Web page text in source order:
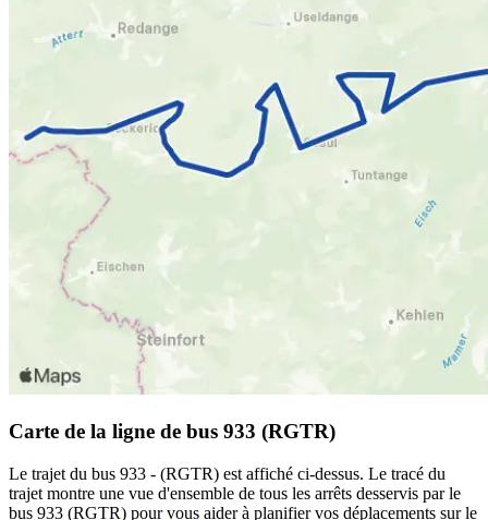
Carte de la ligne de bus 933 (RGTR)
Le trajet du bus 933 - (RGTR) est affiché ci-dessus. Le tracé du
trajet montre une vue d'ensemble de tous les arrêts desservis par le
bus 933 (RGTR) pour vous aider à planifier vos déplacements sur le